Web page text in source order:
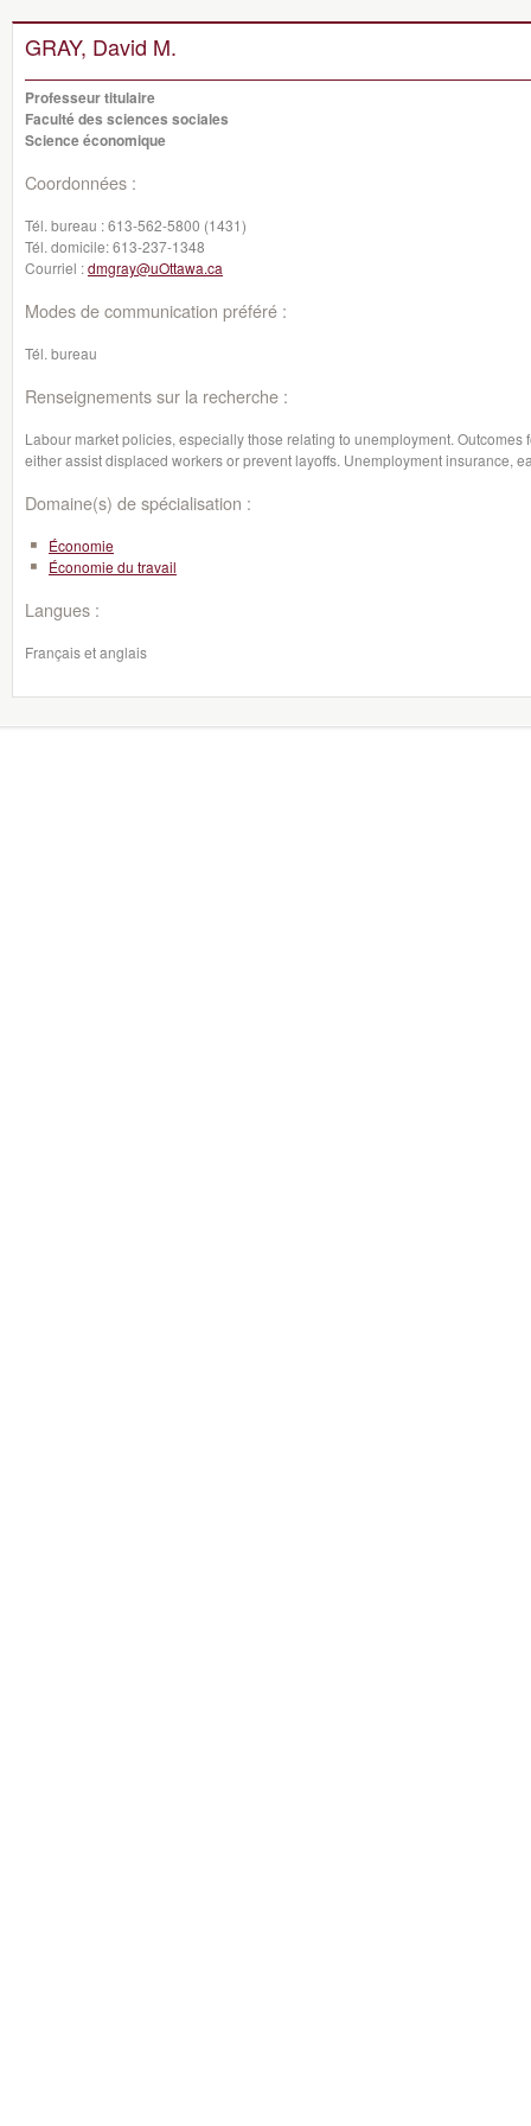
GRAY, David M.
Professeur titulaire
Faculté des sciences sociales
Science économique
Coordonnées :
Tél. bureau :613-562-5800 (1431)
Tél. domicile:613-237-1348
Courriel :dmgray@uOttawa.ca
Modes de communication préféré :
Tél. bureau
Renseignements sur la recherche :
Labour market policies, especially those relating to unemployment.
either assist displaced workers or prevent layoffs. Unemployment insurance,
Domaine(s) de spécialisation :
Économie
Économie du travail
Langues :
Français et anglais